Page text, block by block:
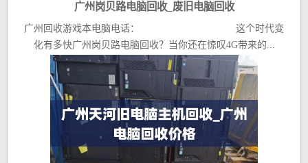
广州岗贝路电脑回收_废旧电脑回收
广州回收游戏本电脑电话： 这个时代变
化有多快广州岗贝路电脑回收？当你还在惊叹4G带来的...